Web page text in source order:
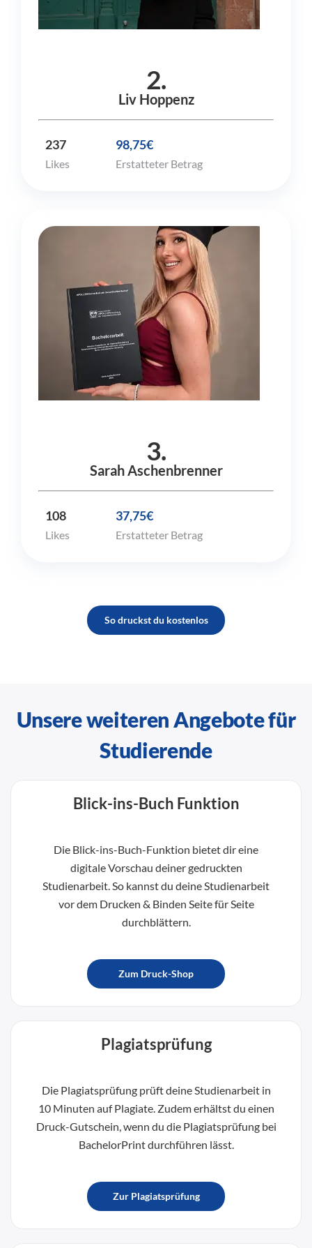
2.
Liv Hoppenz
237
Likes
98,75€
Erstatteter Betrag
3.
Sarah Aschenbrenner
108
Likes
37,75€
Erstatteter Betrag
So druckst du kostenlos
Unsere weiteren Angebote für
Studierende
Blick-ins-Buch Funktion
Die Blick-ins-Buch-Funktion bietet dir eine
digitale Vorschau deiner gedruckten
Studienarbeit. So kannst du deine Studienarbeit
vor dem Drucken & Binden Seite für Seite
durchblättern.
Zum Druck-Shop
Plagiatsprüfung
Die Plagiatsprüfung prüft deine Studienarbeit in
10 Minuten auf Plagiate. Zudem erhältst du einen
Druck-Gutschein, wenn du die Plagiatsprüfung bei
BachelorPrint durchführen lässt.
Zur Plagiatsprüfung